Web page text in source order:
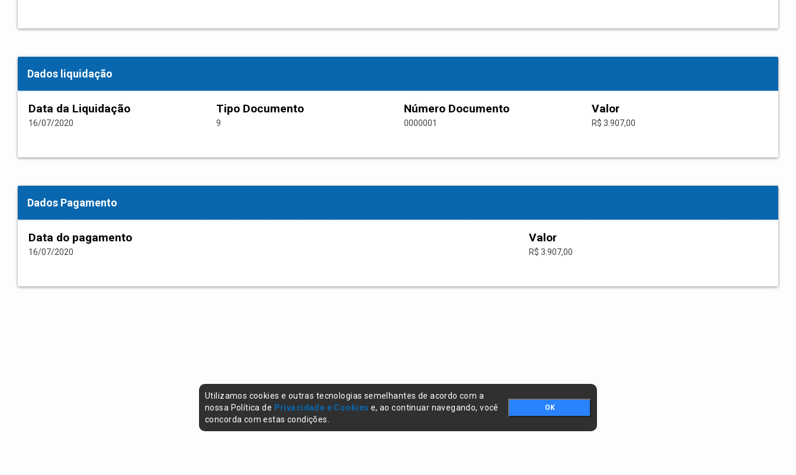
Dados liquidação
Data da Liquidação
16/07/2020
Tipo Documento
9
Número Documento
0000001
Valor
R$ 3.907,00
Dados Pagamento
Data do pagamento
16/07/2020
Valor
R$ 3.907,00
Utilizamos cookies e outras tecnologias semelhantes de acordo com a
nossa Política de Privacidade e Cookies e, ao continuar navegando, você
concorda com estas condições.
OK